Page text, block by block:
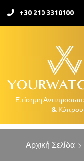
+30 210 3310100
Αρχική Σελίδα